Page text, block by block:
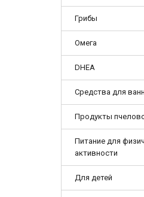
Грибы
Омега
DHEA
Средства для
Продукты
Питание для
активности
Для детей